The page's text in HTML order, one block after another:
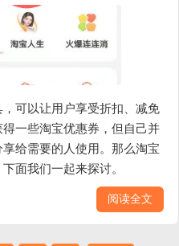
可以让用户享受折扣、减免
一些淘宝优惠券，但自己并
给需要的人使用。那么淘宝
面我们一起来探讨。
阅读全文